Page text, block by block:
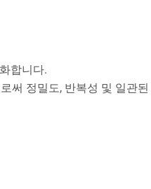
합니다.
써 정밀도, 반복성 및 일관